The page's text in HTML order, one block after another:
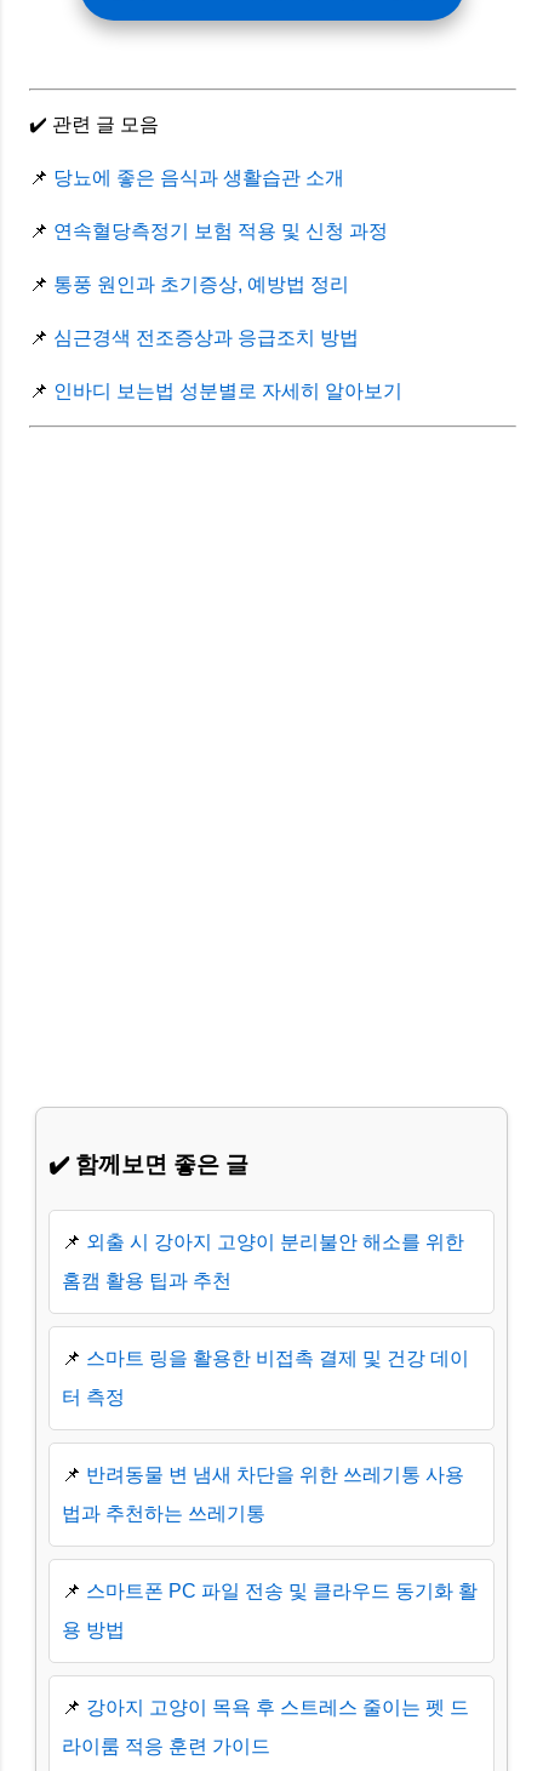
✔️ 관련 글 모음
📌 당뇨에 좋은 음식과 생활습관 소개
📌 연속혈당측정기 보험 적용 및 신청 과정
📌 통풍 원인과 초기증상, 예방법 정리
📌 심근경색 전조증상과 응급조치 방법
📌 인바디 보는법 성분별로 자세히 알아보기
✔️ 함께보면 좋은 글
📌 외출 시 강아지 고양이 분리불안 해소를 위한
홈캠 활용 팁과 추천
📌 스마트 링을 활용한 비접촉 결제 및 건강 데이
터 측정
📌 반려동물 변 냄새 차단을 위한 쓰레기통 사용
법과 추천하는 쓰레기통
📌 스마트폰 PC 파일 전송 및 클라우드 동기화 활
용 방법
📌 강아지 고양이 목욕 후 스트레스 줄이는 펫 드
라이룸 적응 훈련 가이드